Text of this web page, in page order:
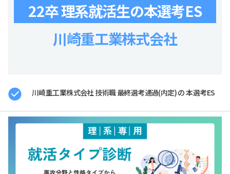
22卒 理系就活生の本選考ES
川崎重工業株式会社
川崎重工業株式会社 技術職 最終選考通過(内定) の 本選考ES